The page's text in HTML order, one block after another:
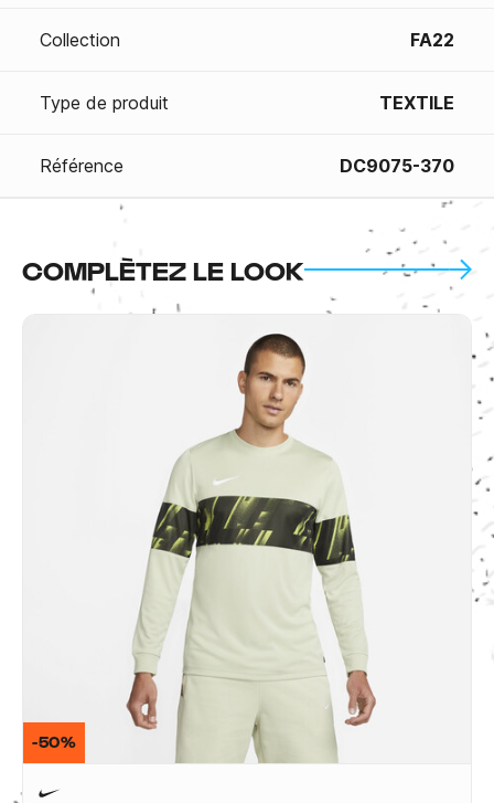
Collection FA22
Type de produit TEXTILE
Référence DC9075-370
COMPLÈTEZ LE LOOK
-50%